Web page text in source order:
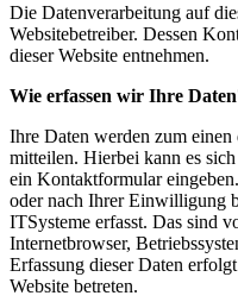
Die Datenverarbeitung auf
Websitebetreiber. Dessen
dieser Website entnehmen.
Wie erfassen wir Ihre
Ihre Daten werden zum einen
mitteilen. Hierbei kann es
ein Kontaktformular eingeben.
oder nach Ihrer Einwilligung
ITSysteme erfasst. Das sind
Internetbrowser,
Erfassung dieser Daten
Website betreten.